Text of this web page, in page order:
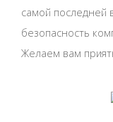
самой последней
безопасность
Желаем вам